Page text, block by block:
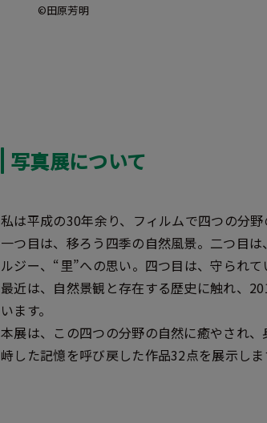
©田原芳明
写真展について
私は平成の30年余り、フィルムで四つの分野
一つ目は、移ろう四季の自然風景。二つ目
ルジー、“里”への思い。四つ目は、守られて
最近は、自然景観と存在する歴史に触れ、
います。
本展は、この四つの分野の自然に癒やされ
峙した記憶を呼び戻した作品32点を展示し